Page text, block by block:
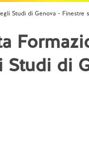
Studi di Genova - Finestre
Studi di